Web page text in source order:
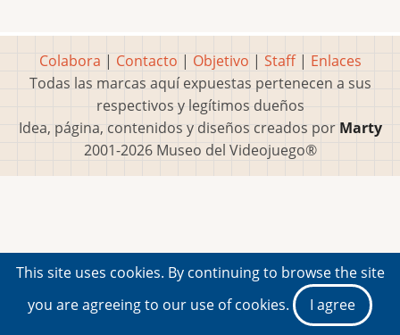
Colabora | Contacto | Objetivo | Staff| Enlaces
Todas las marcas aquí expuestas pertenecen a sus
respectivos y legítimos dueños
Idea, página, contenidos y diseños creados por Marty
2001-2026 Museo del Videojuego®
This site uses cookies. By continuing to browse the site
you are agreeing to our use of cookies.
I agree